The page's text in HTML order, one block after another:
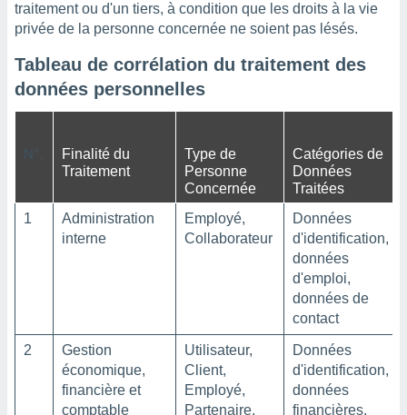
traitement ou d'un tiers, à condition que les droits à la vie
privée de la personne concernée ne soient pas lésés.
Tableau de corrélation du traitement des
données personnelles
N°.
Finalité du
Traitement
Type de
Personne
Concernée
Catégories de
Données
Traitées
1
Administration
interne
Employé,
Collaborateur
Données
d'identification,
données
d'emploi,
données de
contact
2
Gestion
économique,
financière et
comptable
Utilisateur,
Client,
Employé,
Partenaire,
Données
d'identification,
données
financières,